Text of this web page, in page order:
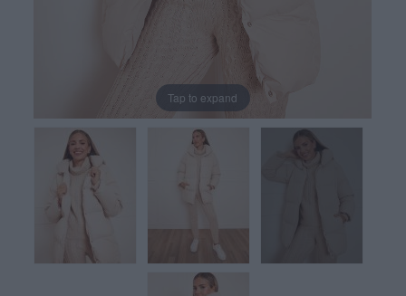
Tap to expand